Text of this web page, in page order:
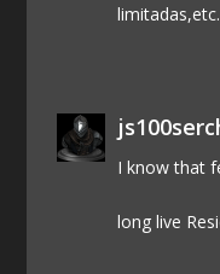
limitadas,etc.
I know that
long live